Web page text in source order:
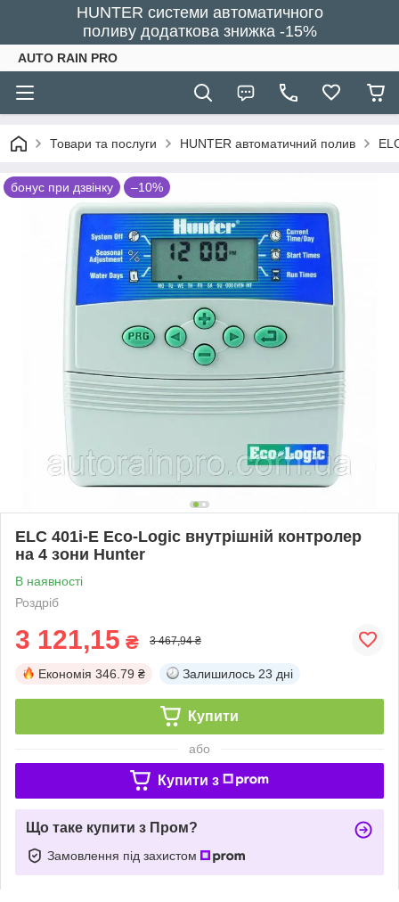
HUNTER системи автоматичного
поливу додаткова знижка -15%
AUTO RAIN PRO
Товари та послуги HUNTER автоматичний полив
бонус при дзвінку –10%
ELC 401i-E Eco-Logic внутрішній контролер
на 4 зони Hunter
В наявності
Роздріб
3 121,15 ₴ 3 467,94 ₴
Економія 346.79 ₴ Залишилось 23 дні
Купити
або
Купити з
Що таке купити з Пром?
Замовлення під захистом